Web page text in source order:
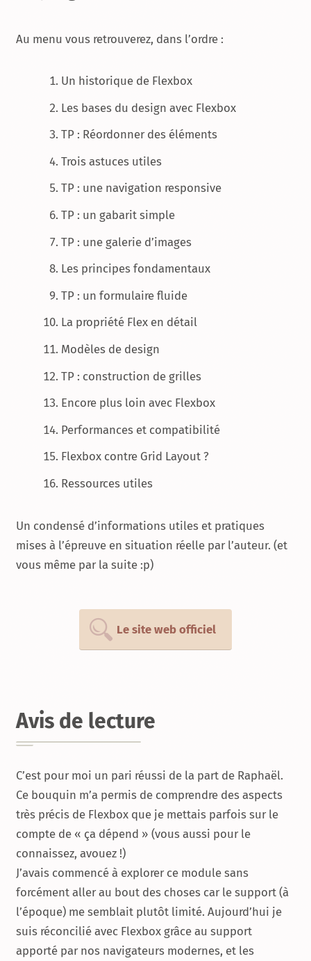
Au menu vous retrouverez, dans l’ordre :
Un historique de Flexbox
Les bases du design avec Flexbox
TP : Réordonner des éléments
Trois astuces utiles
TP : une navigation responsive
TP : un gabarit simple
TP : une galerie d’images
Les principes fondamentaux
TP : un formulaire fluide
La propriété Flex en détail
Modèles de design
TP : construction de grilles
Encore plus loin avec Flexbox
Performances et compatibilité
Flexbox contre Grid Layout ?
Ressources utiles
Un condensé d’informations utiles et pratiques
mises à l’épreuve en situation réelle par l’auteur. (et
vous même par la suite :p)
Le site web officiel
Avis de lecture
C’est pour moi un pari réussi de la part de Raphaël.
Ce bouquin m’a permis de comprendre des aspects
très précis de Flexbox que je mettais parfois sur le
compte de « ça dépend » (vous aussi pour le
connaissez, avouez !)
J’avais commencé à explorer ce module sans
forcément aller au bout des choses car le support (à
l’époque) me semblait plutôt limité. Aujourd’hui je
suis réconcilié avec Flexbox grâce au support
apporté par nos navigateurs modernes, et les